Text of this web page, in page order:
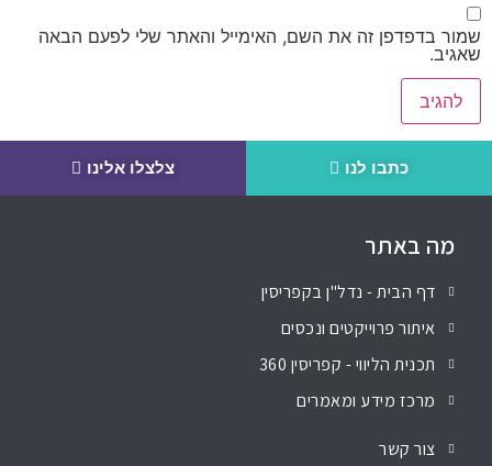
שמור בדפדפן זה את השם, האימייל והאתר שלי לפעם הבאה
שאגיב.
כתבו לנו צלצלו אלינו
מה באתר
דף הבית - נדל"ן בקפריסין
איתור פרוייקטים ונכסים
תכנית הליווי - קפריסין 360
מרכז מידע ומאמרים
צור קשר